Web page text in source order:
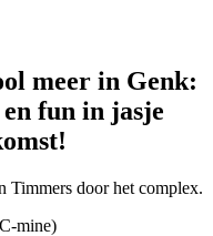
meer in Genk:
fun in jasje
Timmers door het complex.
mine)